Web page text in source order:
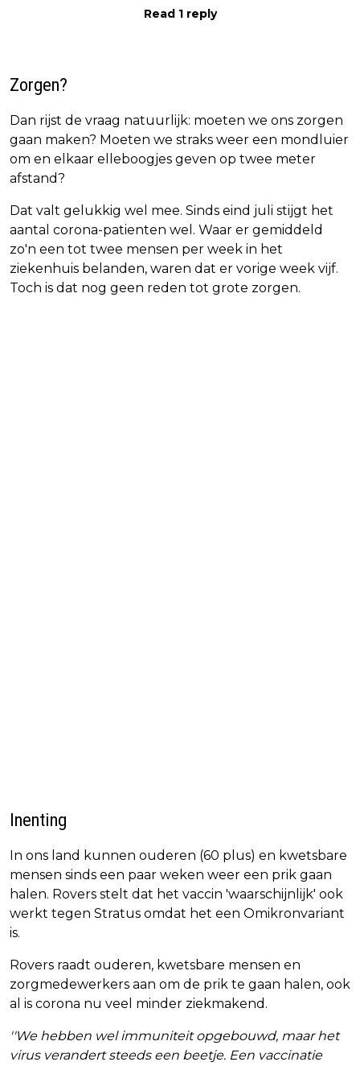
Read 1 reply
Zorgen?
Dan rijst de vraag natuurlijk: moeten we ons zorgen
gaan maken? Moeten we straks weer een mondluier
om en elkaar elleboogjes geven op twee meter
afstand?
Dat valt gelukkig wel mee. Sinds eind juli stijgt het
aantal corona-patienten wel. Waar er gemiddeld
zo'n een tot twee mensen per week in het
ziekenhuis belanden, waren dat er vorige week vijf.
Toch is dat nog geen reden tot grote zorgen.
Inenting
In ons land kunnen ouderen (60 plus) en kwetsbare
mensen sinds een paar weken weer een prik gaan
halen. Rovers stelt dat het vaccin 'waarschijnlijk' ook
werkt tegen Stratus omdat het een Omikronvariant
is.
Rovers raadt ouderen, kwetsbare mensen en
zorgmedewerkers aan om de prik te gaan halen, ook
al is corona nu veel minder ziekmakend.
''We hebben wel immuniteit opgebouwd, maar het
virus verandert steeds een beetje. Een vaccinatie